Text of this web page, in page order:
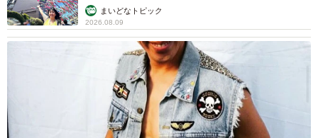
まいどなトピック
2026.08.09